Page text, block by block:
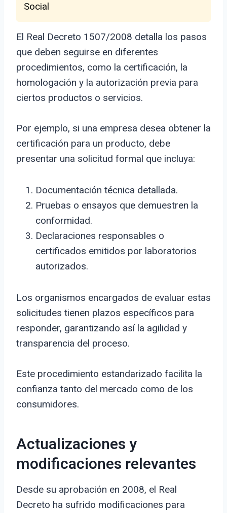
Social
El Real Decreto 1507/2008 detalla los pasos
que deben seguirse en diferentes
procedimientos, como la certificación, la
homologación y la autorización previa para
ciertos productos o servicios.
Por ejemplo, si una empresa desea obtener la
certificación para un producto, debe
presentar una solicitud formal que incluya:
Documentación técnica detallada.
Pruebas o ensayos que demuestren la
conformidad.
Declaraciones responsables o
certificados emitidos por laboratorios
autorizados.
Los organismos encargados de evaluar estas
solicitudes tienen plazos específicos para
responder, garantizando así la agilidad y
transparencia del proceso.
Este procedimiento estandarizado facilita la
confianza tanto del mercado como de los
consumidores.
Actualizaciones y
modificaciones relevantes
Desde su aprobación en 2008, el Real
Decreto ha sufrido modificaciones para